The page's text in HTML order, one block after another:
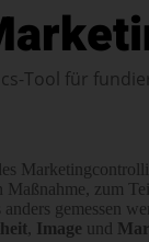
Tool für
Maß­nahme, zum
gemessen
, Image und